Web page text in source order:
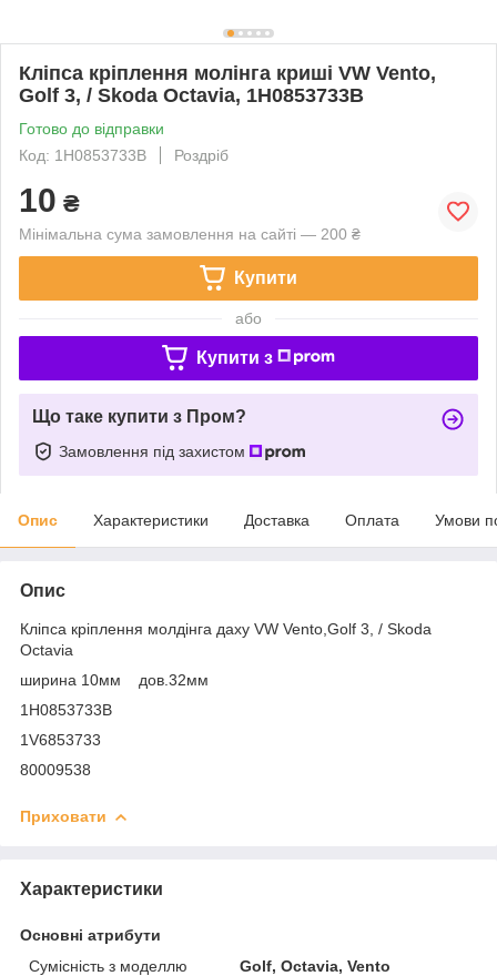
Кліпса кріплення молінга криші VW Vento,
Golf 3, / Skoda Octavia, 1H0853733B
Готово до відправки
Код: 1H0853733B
Роздріб
10 ₴
Мінімальна сума замовлення на сайті — 200 ₴
Купити
або
Купити з
Що таке купити з Пром?
Замовлення під захистом
Опис Характеристики Доставка Оплата Умови
Опис
Кліпса кріплення молдінга даху VW Vento,Golf 3, / Skoda
Octavia
ширина 10мм дов.32мм
1H0853733B
1V6853733
80009538
Приховати
Характеристики
Основні атрибути
Сумісність з моделлю
Golf, Octavia, Vento